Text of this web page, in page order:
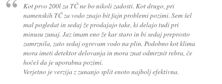
Kot prvo 200l za TČ ne bo nikoli zadosti. Kot drugo, pri
namenskih TČ za vodo znajo bit fajn problemi pozimi. Sem šel
mal pogledat in sedaj že prodajajo take, ki delajo tudi pri
minusu zunaj. Jaz imam eno že kar staro in bi sedaj preprosto
zamrznila, zato sedaj ogrevam vodo na plin. Podobno kot klima
mora imeti detektor delovanja in mora znat odmrznit rebra, če
hočeš da je uporabna pozimi.
Verjetno je verzija z zunanjo split enoto najbolj efektivna.